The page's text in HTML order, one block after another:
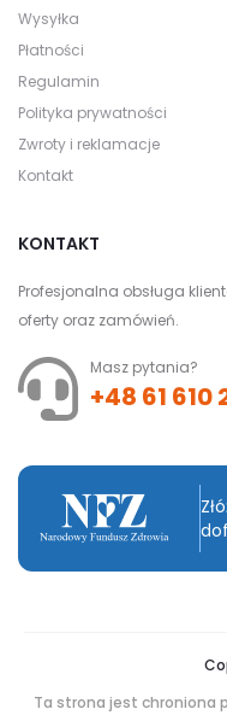
Wysyłka
Płatności
Regulamin
Polityka prywatności
Zwroty i reklamacje
Kontakt
KONTAKT
Profesjonalna obsługa
oferty oraz zamówień.
Masz pytania?
+48 61 610
Ta strona jest chroniona